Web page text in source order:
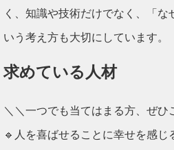
く、知識や技術だけでなく、「
いう考え方も大切にしています。
求めている人材
＼＼一つでも当てはまる方、ぜひ
🔹人を喜ばせることに幸せを感じ